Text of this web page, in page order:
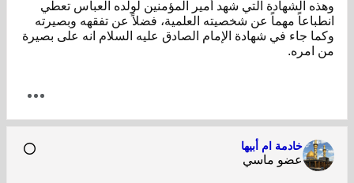
وهذه الشهادة التي شهد أمير المؤمنين لولده العباس تعطي
انطباعاً مهماً عن شخصيته العلمية، فضلاً عن تفقهه وبصيرته
وكما جاء في شهادة الإمام الصادق عليه السلام انه على بصيرة
من امره.
خادمة ام أبيها
عضو ماسي